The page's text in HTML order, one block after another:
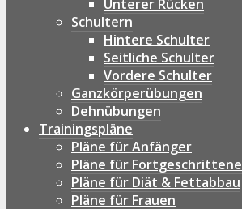
Unterer Rücken
Schultern
Hintere Schulter
Seitliche Schulter
Vordere Schulter
Ganzkörperübungen
Dehnübungen
Trainingspläne
Pläne für Anfänger
Pläne für Fortgeschrittene
Pläne für Diät & Fettabbau
Pläne für Frauen